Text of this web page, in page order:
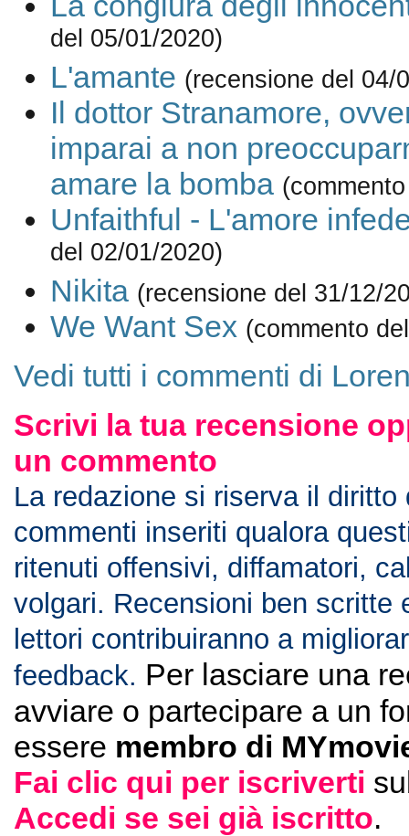
del 05/01/2020)
L'amante (recensione del 04/
Il dottor Stranamore,
imparai a non
amare la bomba
Unfaithful - L'amore
del 02/01/2020)
Nikita (recensione del 31/12/
We Want Sex (commento
Vedi tutti i commenti di
Scrivi la tua recensione
un commento
La redazione si riserva il diritto
commenti inseriti qualora
ritenuti offensivi, diffamatori,
volgari. Recensioni ben scritte
lettori contribuiranno a
feedback. Per lasciare una
avviare o partecipare a un
essere membro di
Fai clic qui per iscriverti
Accedi se sei già iscritto.